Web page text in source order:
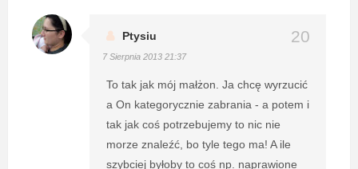
Ptysiu
7 Sierpnia 2013 21:37
To tak jak mój małżon. Ja chcę wyrzucić
a On kategorycznie zabrania - a potem i
tak jak coś potrzebujemy to nic nie
morze znaleźć, bo tyle tego ma! A ile
szybciej byłoby to coś np. naprawione